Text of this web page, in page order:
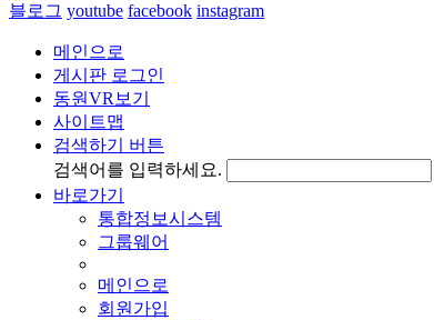
블로그 youtube facebook instagram
메인으로
게시판 로그인
동원VR보기
사이트맵
검색하기 버튼
검색어를 입력하세요.
바로가기
통합정보시스템
그룹웨어
메인으로
회원가입